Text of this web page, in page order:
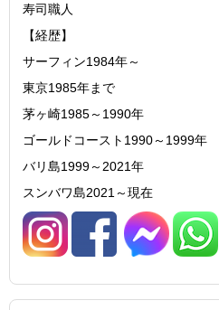
寿司職人
【経歴】
サーフィン1984年～
東京1985年まで
茅ヶ崎1985～1990年
ゴールドコースト1990～1999年
バリ島1999～2021年
スンバワ島2021～現在